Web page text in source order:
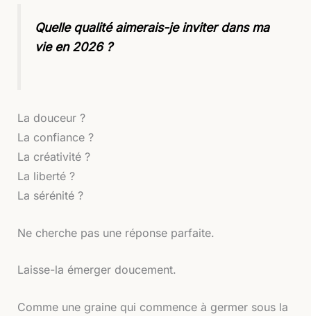
Quelle qualité aimerais-je inviter dans ma
vie en 2026 ?
La douceur ?
La confiance ?
La créativité ?
La liberté ?
La sérénité ?
Ne cherche pas une réponse parfaite.
Laisse-la émerger doucement.
Comme une graine qui commence à germer sous la